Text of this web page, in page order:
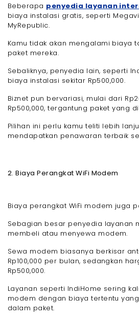
Beberapa penyedia layanan
biaya instalasi gratis, seperti
MyRepublic.
Kamu tidak akan mengalami biaya
paket mereka.
Sebaliknya, penyedia lain, seperti
biaya instalasi sekitar Rp500,000.
Biznet pun bervariasi, mulai dari
Rp500,000, tergantung paket yang
Pilihan ini perlu kamu teliti lebih
mendapatkan penawaran terbaik
2. Biaya Perangkat WiFi Modem
Biaya perangkat WiFi modem juga
Sebagian besar penyedia layanan
membeli atau menyewa modem.
Sewa modem biasanya berkisar
Rp100,000 per bulan, sedangkan
Rp500,000.
Layanan seperti IndiHome sering
modem dengan biaya tertentu
dalam paket.